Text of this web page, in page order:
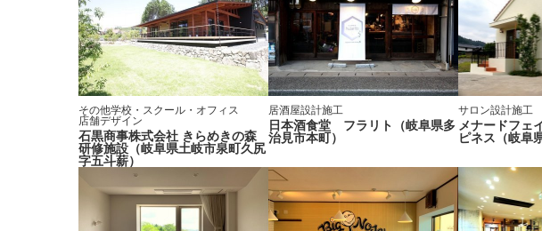
その他学校・スクール・オフィス
店舗デザイン
石黒商事株式会社 きらめきの森
研修施設（岐阜県土岐市泉町久尻
字五斗薪）
居酒屋設計施工
日本酒食堂 フラリト（岐阜県多
治見市本町）
サロン設計施工
メナードフ
ピネス（岐阜